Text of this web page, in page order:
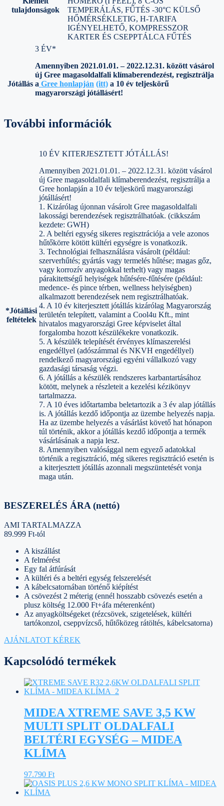
tulajdonságok
TEMPERÁLÁS, FŰTÉS -30°C KÜLSŐ
HŐMÉRSÉKLETIG, H-TARIFA
IGÉNYELHETŐ, KOMPRESSZOR
KARTER ÉS CSEPPTÁLCA FŰTÉS
Jótállás
3 ÉV*
Amennyiben 2021.01.01. – 2022.12.31. között vásárol
új Gree magasoldalfali klímaberendezést, regisztrálja
a Gree honlapján (itt) a 10 év teljeskörű
magyarországi jótállásért!
További információk
*Jótállási
feltételek
10 ÉV KITERJESZTETT JÓTÁLLÁS!
Amennyiben 2021.01.01. – 2022.12.31. között vásárol
új Gree magasoldalfali klímaberendezést, regisztrálja a
Gree honlapján a 10 év teljeskörű magyarországi
jótállásért!
1. Kizárólag újonnan vásárolt Gree magasoldalfali
lakossági berendezések regisztrálhatóak. (cikkszám
kezdete: GWH)
2. A beltéri egység sikeres regisztrációja a vele azonos
hűtőkörre kötött kültéri egységre is vonatkozik.
3. Technológiai felhasználásra vásárolt (például:
szerverhűtés; gyártás vagy termelés hűtése; magas gőz,
vagy korrozív anyagokkal terhelt) vagy magas
párakitettségű helyiségek hűtésére-fűtésére (például:
medence- és pince térben, wellness helyiségben)
alkalmazott berendezések nem regisztrálhatóak.
4. A 10 év kiterjesztett jótállás kizárólag Magyarország
területén telepített, valamint a Cool4u Kft., mint
hivatalos magyarországi Gree képviselet által
forgalomba hozott készülékekre vonatkozik.
5. A készülék telepítését érvényes klímaszerelési
engedéllyel (adószámmal és NKVH engedéllyel)
rendelkező magyarországi egyéni vállalkozó vagy
gazdasági társaság végzi.
6. A jótállás a készülék rendszeres karbantartásához
kötött, melynek a részleteit a kezelési kézikönyv
tartalmazza.
7. A 10 éves időtartamba beletartozik a 3 év alap jótállás
is. A jótállás kezdő időpontja az üzembe helyezés napja.
Ha az üzembe helyezés a vásárlást követő hat hónapon
túl történik, akkor a jótállás kezdő időpontja a termék
vásárlásának a napja lesz.
8. Amennyiben valósággal nem egyező adatokkal
történik a regisztráció, még sikeres regisztráció esetén is
a kiterjesztett jótállás azonnali megszüntetését vonja
maga után.
BESZERELÉS ÁRA (nettó)
AMI TARTALMAZZA
89.999 Ft-tól
A kiszállást
A felmérést
Egy fal átfúrását
A kültéri és a beltéri egység felszerelését
A kábelcsatornában történő kiépítést
A csövezést 2 méterig (ennél hosszabb csövezés esetén a
plusz költség 12.000 Ft+áfa méterenként)
Az anyagköltségeket (rézcsövek, szigetelések, kültéri
tartókonzol, cseppvízcső, hűtőközeg rátöltés, kábelcsatorna)
AJÁNLATOT KÉREK
Kapcsolódó termékek
MIDEA XTREME SAVE 3,5 KW
MULTI SPLIT OLDALFALI
BELTÉRI EGYSÉG – MIDEA
KLÍMA
97.790 Ft